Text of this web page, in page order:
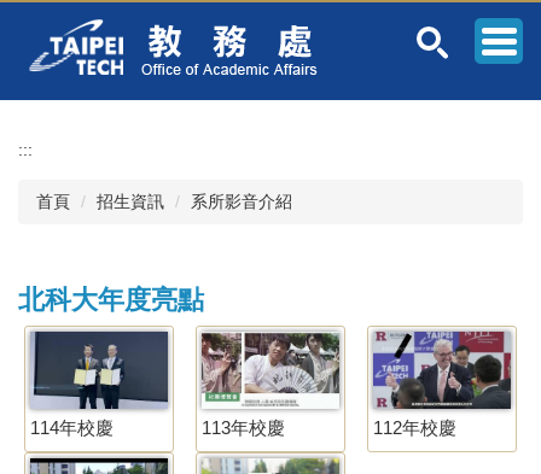
容
:::
首頁 招生資訊 系所影音介紹
北科大年度亮點
114年校慶 113年校慶 112年校慶